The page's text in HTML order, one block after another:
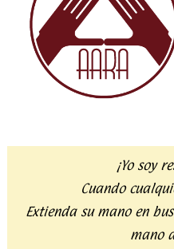
¡Yo soy
Cuando
Extienda su mano en
mano